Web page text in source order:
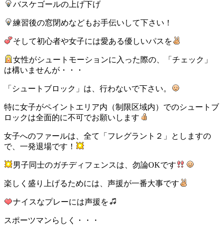
バスケゴールの上げ下げ
練習後の窓閉めなどもお手伝いして下さい！
そして初心者や女子には愛ある優しいパスを
女性がシュートモーションに入った際の、「チェック」
は構いませんが・・・
「シュートブロック」は、行わないで下さい。
特に女子がペイントエリア内（制限区域内）でのシュートブ
ロックは全面的に不可でお願いします
女子へのファールは、全て「フレグラント２」としますの
で、一発退場です！
男子同士のガチディフェンスは、勿論OKです
楽しく盛り上げるためには、声援が一番大事です
ナイスなプレーには声援を
スポーツマンらしく・・・